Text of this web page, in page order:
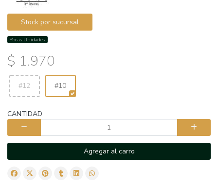
Stock por sucursal
Pocas Unidades.
$ 1.970
#12 #10
CANTIDAD
Agregar al carro